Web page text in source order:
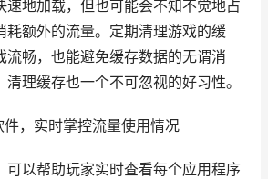
速地加载，但也可能会不知不觉地占
耗额外的流量。定期清理游戏的缓
流畅，也能避免缓存数据的无谓消
理缓存也一个不可忽视的好习性。
件，实时掌控流量使用情况
可以帮助玩家实时查看每个应用程序